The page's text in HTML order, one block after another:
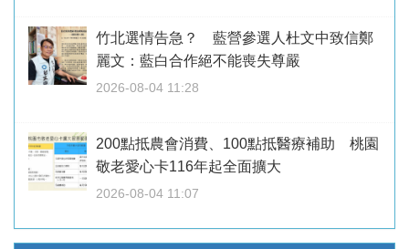
竹北選情告急？ 藍營參選人杜文中致信鄭
麗文：藍白合作絕不能喪失尊嚴
2026-08-04 11:28
200點抵農會消費、100點抵醫療補助 桃園
敬老愛心卡116年起全面擴大
2026-08-04 11:07